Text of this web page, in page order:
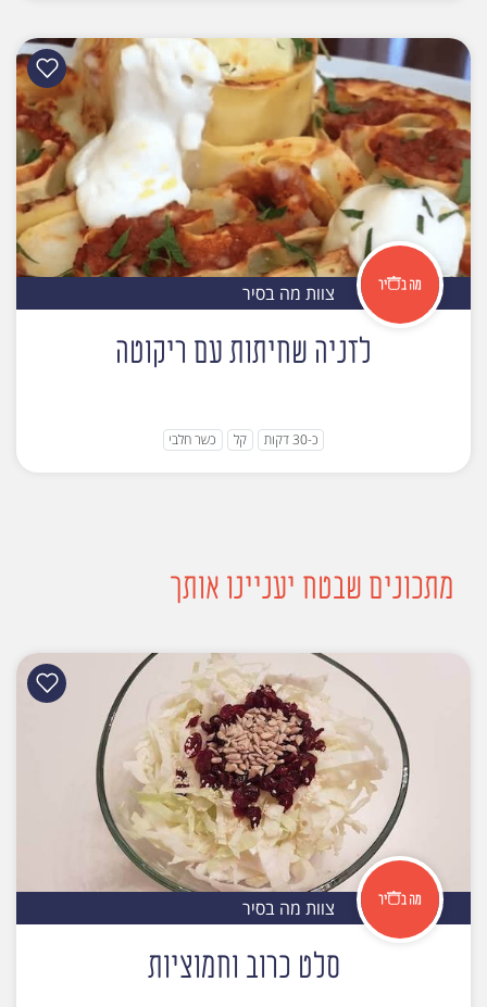
צוות מה בסיר
לזניה שחיתות עם ריקוטה
כ-30 דקות קל כשר חלבי
מתכונים שבטח יעניינו אותך
צוות מה בסיר
סלט כרוב וחמוציות